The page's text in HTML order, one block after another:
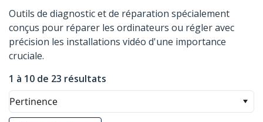
Outils de diagnostic et de réparation spécialement
conçus pour réparer les ordinateurs ou régler avec
précision les installations vidéo d'une importance
cruciale.
1 à 10 de 23 résultats
Pertinence